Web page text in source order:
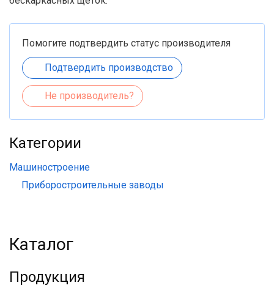
Помогите подтвердить статус производителя
Подтвердить производство
Не производитель?
Категории
Машиностроение
Приборостроительные заводы
Каталог
Продукция